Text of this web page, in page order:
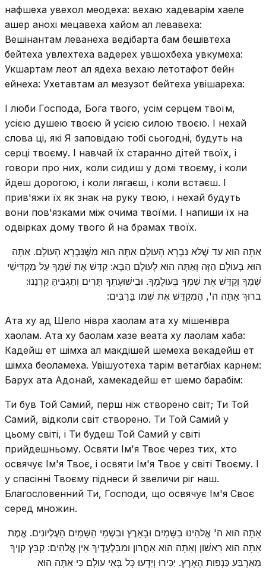
нафшеха увехол меодеха: вехаю хадеварім хаеле
ашер анохі мецавеха хайом ал левавеха:
Вешінантам леванеха ведібарта бам бешівтеха
бейтеха увлехтеха вадерех увшохбеха увкумеха:
Укшартам леот ал ядеха вехаю летотафот бейн
ейнеха: Ухетавтам ал мезузот бейтеха увішареха:
І люби Господа, Бога твого, усім серцем твоїм,
усією душею твоєю й усією силою твоєю. І нехай
слова ці, які Я заповідаю тобі сьогодні, будуть на
серці твоєму. І навчай їх старанно дітей твоїх, і
говори про них, коли сидиш у домі твоєму, і коли
йдеш дорогою, і коли лягаєш, і коли встаєш. І
прив'яжи їх як знак на руку твою, і нехай будуть
вони пов'язками між очима твоїми. І напиши їх на
одвірках дому твого й на брамах твоїх.
אַתָּה הוּא עַד שֶׁלּא נִבְרָא הָעולָם אַתָּה הוּא מִשֶּׁנִּבְרָא הָעולָם. אַתָּה
הוּא בָּעולָם הַזֶּה וְאַתָּה הוּא לָעולָם הַבָּא: קַדֵּשׁ אֶת שִׁמְךָ עַל מַקְדִּישֵׁי
שְׁמֶךָ וְקַדֵּשׁ אֶת שִׁמְךָ בְּעולָמֶךָ. וּבִישׁוּעָתְךָ תָּרִים וְתַגְבִּיהַּ קַרְנֵנוּ:
ברוּךְ אַתָּה ה', הַמְקַדֵּשׁ אֶת שְׁמו בָּרַבִּים:
Ата ху ад Шело нівра хаолам ата ху мішенівра
хаолам. Ата ху баолам хазе веата ху лаолам хаба:
Кадейш ет шімха ал макдішей шемеха векадейш ет
шімха беоламеха. Увішуотеха тарім ветагбіах карнем:
Барух ата Адонай, хамекадейш ет шемо барабім:
Ти був Той Самий, перш ніж створено світ; Ти Той
Самий, відколи світ створено. Ти Той Самий у
цьому світі, і Ти будеш Той Самий у світі
прийдешньому. Освяти Ім'я Твоє через тих, хто
освячує Ім'я Твоє, і освяти Ім'я Твоє у світі Твоєму. І
у спасінні Твоєму піднеси й звеличи ріг наш.
Благословенний Ти, Господи, що освячує Ім'я Своє
серед множин.
אַתָּה הוּא ה' אֱלהֵינוּ בַּשָּׁמַיִם וּבָאָרֶץ וּבִשְׁמֵי הַשָּׁמַיִם הָעֶלְיונִים. אֱמֶת
אַתָּה הוּא רִאשׁון וְאַתָּה הוּא אַחֲרון וּמִבַּלְעָדֶיךָ אֵין אֱלהִים: קַבֵּץ קוֶיךָ
מֵאַרְבַּע כַּנְפות הָאָרֶץ. יַכִּירוּ וְיֵדְעוּ כָּל בָּאֵי עולָם כִּי אַתָּה הוּא